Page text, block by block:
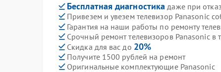
Бесплатная диагностика даже при
Привезем и увезем телевизор Panasonic
Гарантия на наши работы по ремонту
Срочный ремонт телевизоров Panasonic в
Скидка для вас до 20%
Получите 1500 рублей на ремонт
Оригинальные комплектующие Panasonic